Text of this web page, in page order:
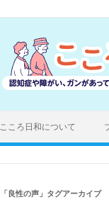
こころ日和について
「良性の声」タグアーカイブ